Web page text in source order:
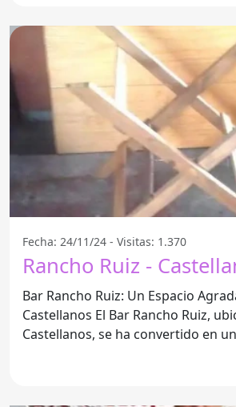
Fecha: 24/11/24 - Visitas: 1.370
Rancho Ruiz -
Bar Rancho Ruiz: Un Espacio
Castellanos El Bar Rancho Ruiz, ubicado en
Castellanos, se ha convertido en